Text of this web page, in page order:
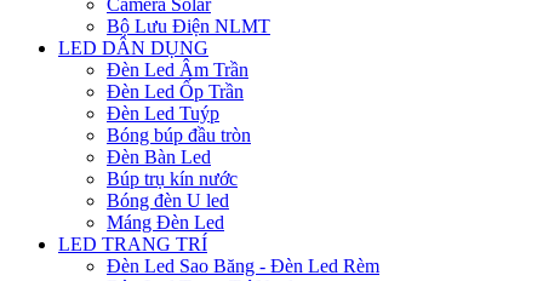
Camera Solar
Bộ Lưu Điện NLMT
LED DÂN DỤNG
Đèn Led Âm Trần
Đèn Led Ốp Trần
Đèn Led Tuýp
Bóng búp đầu tròn
Đèn Bàn Led
Búp trụ kín nước
Bóng đèn U led
Máng Đèn Led
LED TRANG TRÍ
Đèn Led Sao Băng - Đèn Led Rèm